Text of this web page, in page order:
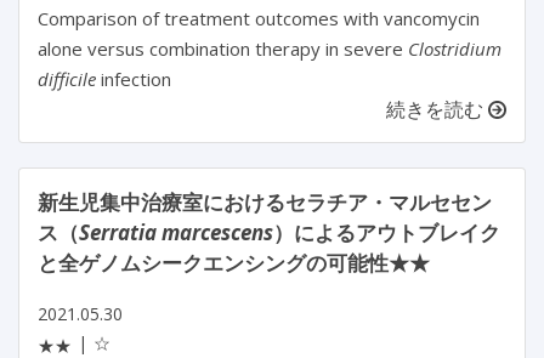
Comparison of treatment outcomes with vancomycin
alone versus combination therapy in severe Clostridium
difficile infection
続きを読む
新生児集中治療室におけるセラチア・マルセセン
ス（Serratia marcescens）によるアウトブレイク
と全ゲノムシークエンシングの可能性★★
2021.05.30
★★
☆